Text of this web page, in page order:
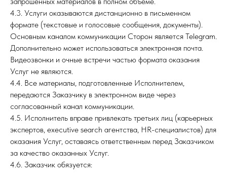
4.3. Услуги оказываются дистанционно в письменном
формате (текстовые и голосовые сообщения, документы).
Основным каналом коммуникации Сторон является Telegram.
Дополнительно может использоваться электронная почта.
Видеозвонки и очные встречи частью формата оказания
Услуг не являются.
4.4. Все материалы, подготовленные Исполнителем,
передаются Заказчику в электронном виде через
согласованный канал коммуникации.
4.5. Исполнитель вправе привлекать третьих лиц (карьерных
экспертов, executive search агентства, HR-специалистов) для
оказания Услуг, оставаясь ответственным перед Заказчиком
за качество оказанных Услуг.
4.6. Заказчик обязуется: